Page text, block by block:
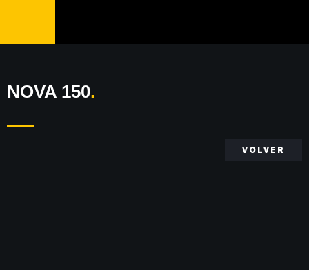
NOVA 150.
VOLVER